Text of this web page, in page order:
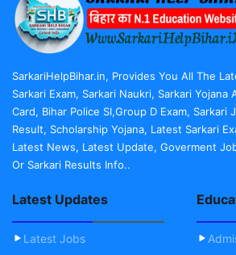
SarkariHelpBihar.in, Provides You All The
Sarkari Exam, Sarkari Naukri, Sarkari Yojana
Card, Bihar Police SI,Group D Exam, Sarkari
Result, Scholarship Yojana, Latest Sarkari
Latest News, Latest Update, Goverment
Or Sarkari Results Info..
Latest Updates
Latest Jobs